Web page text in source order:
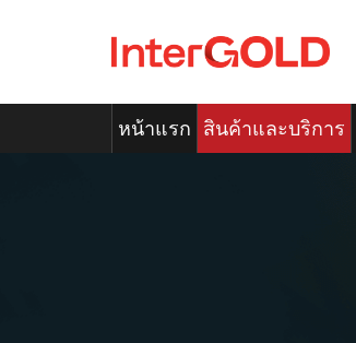
หน้าแรก สินค้าและบริการ